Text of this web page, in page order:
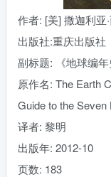
作者: [美] 撒迦利亚
出版社:重庆出版社
副标题: 《地球编
原作名: The Earth
Guide to the
译者: 黎明
出版年: 2012-10
页数: 183